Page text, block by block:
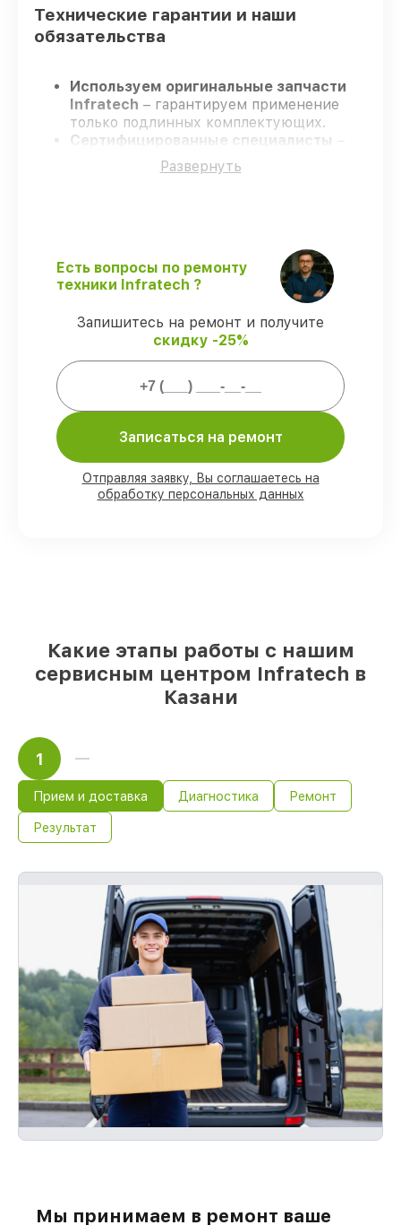
Технические гарантии и наши
обязательства
Используем оригинальные запчасти
Infratech – гарантируем применение
только подлинных комплектующих.
Сертифицированные специалисты
проходят строгий отбор, что
гарантирует качество выполняемых
IT-404DK строго по договоренности.
Поддержка после ремонта – все
ремонтные услуги и комплектующие
защищены официальной гарантией
Infratech.
Мы гарантируем:
заказов закрываем с возможностью
личного присутствия владельца
90%
установке в Казани, остальные
доставляются быстро
Развернуть
Есть вопросы по ремонту
техники Infratech ?
Запишитесь на ремонт и получите
скидку -25%
Записаться на ремонт
Отправляя заявку, Вы соглашаетесь на
обработку персональных данных
Какие этапы работы с нашим
сервисным центром Infratech в
Казани
1
Прием и доставка Диагностика Ремонт
Результат
Мы принимаем в ремонт ваше